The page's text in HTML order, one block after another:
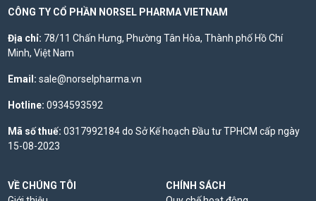
CÔNG TY CỔ PHẦN NORSEL PHARMA VIETNAM
Địa chỉ: 78/11 Chấn Hưng, Phường Tân Hòa, Thành phố Hồ Chí
Minh, Việt Nam
Email: sale@norselpharma.vn
Hotline: 0934593592
Mã số thuế: 0317992184 do Sở Kế hoạch Đầu tư TPHCM cấp ngày
15-08-2023
VỀ CHÚNG TÔI
CHÍNH SÁCH